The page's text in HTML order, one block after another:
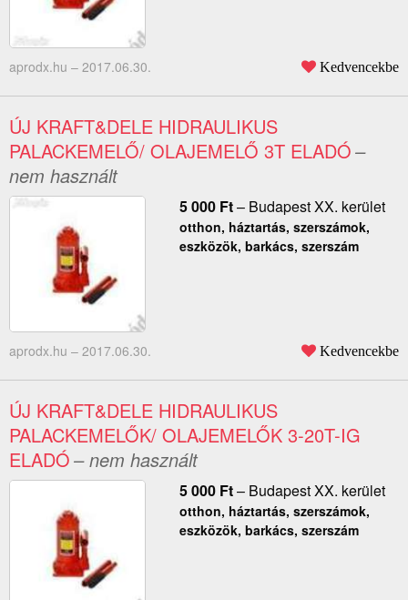
aprodx.hu – 2017.06.30. Kedvencekbe
ÚJ KRAFT&DELE HIDRAULIKUS
PALACKEMELŐ/ OLAJEMELŐ 3T ELADÓ–
nem használt
5 000 Ft– Budapest XX. kerület
otthon, háztartás, szerszámok,
eszközök, barkács, szerszám
aprodx.hu – 2017.06.30. Kedvencekbe
ÚJ KRAFT&DELE HIDRAULIKUS
PALACKEMELŐK/ OLAJEMELŐK 3-20T-IG
ELADÓ– nem használt
5 000 Ft– Budapest XX. kerület
otthon, háztartás, szerszámok,
eszközök, barkács, szerszám